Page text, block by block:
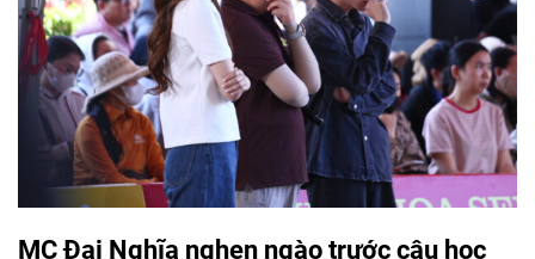
MC Đại Nghĩa nghẹn ngào trước cậu học